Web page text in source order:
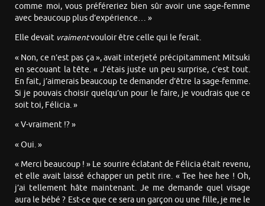
comme moi, vous préféreriez bien sûr avoir une sage-femme
avec beaucoup plus d’expérience… »
Elle devait vraimentvouloir être celle qui le ferait.
« Non, ce n’est pas ça », avait interjeté précipitamment Mitsuki
en secouant la tête. « J’étais juste un peu surprise, c’est tout.
En fait, j’aimerais beaucoup te demander d’être la sage-femme.
Si je pouvais choisir quelqu’un pour le faire, je voudrais que ce
soit toi, Félicia. »
« V-vraiment !? »
« Oui. »
« Merci beaucoup ! » Le sourire éclatant de Félicia était revenu,
et elle avait laissé échapper un petit rire. « Tee hee hee ! Oh,
j’ai tellement hâte maintenant. Je me demande quel visage
aura le bébé ? Est-ce que ce sera un garçon ou une fille, je me le